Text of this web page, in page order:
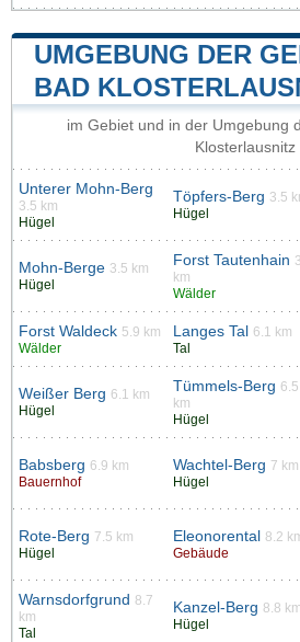
UMGEBUNG DER
BAD
im Gebiet und in der Umgebung
Klosterlausnitz
Unterer Mohn-Berg
3.5 km
Hügel
Töpfers-Berg 3.5
Hügel
Mohn-Berge 3.5 km
Hügel
Forst Tautenhain
km
Wälder
Forst Waldeck 5.9 km
Wälder
Langes Tal
6.1 km
Tal
Weißer Berg 6.1 km
Hügel
Tümmels-Berg 6.5
km
Hügel
Babsberg 6.9 km
Bauernhof
Wachtel-Berg 7 km
Hügel
Rote-Berg 7.5 km
Hügel
Eleonorental
8.2
Gebäude
Warnsdorfgrund 8.7
km
Tal
Kanzel-Berg 8.8 km
Hügel